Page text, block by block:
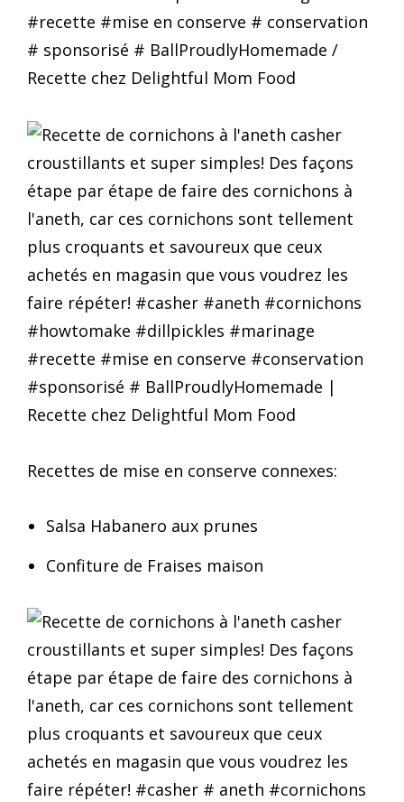
Recettes de mise en conserve connexes:
Salsa Habanero aux prunes
Confiture de Fraises maison